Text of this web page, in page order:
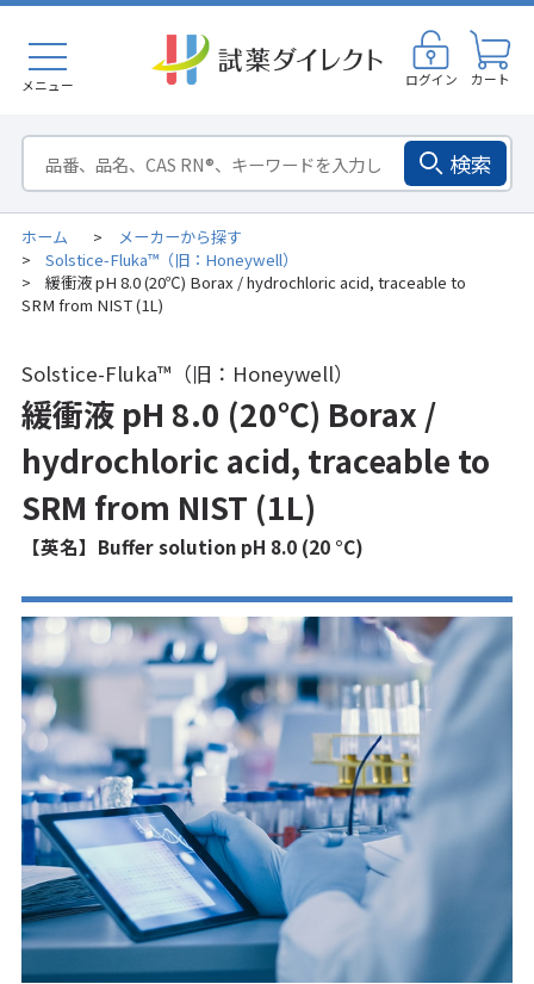
メニュー ログイン カート
検索
ホーム > メーカーから探す
> Solstice-Fluka™（旧：Honeywell）
>
緩衝液 pH 8.0 (20℃) Borax / hydrochloric acid, traceable to
SRM from NIST (1L)
Solstice-Fluka™（旧：Honeywell）
緩衝液 pH 8.0 (20℃) Borax /
hydrochloric acid, traceable to
SRM from NIST (1L)
【英名】Buffer solution pH 8.0 (20 °C)